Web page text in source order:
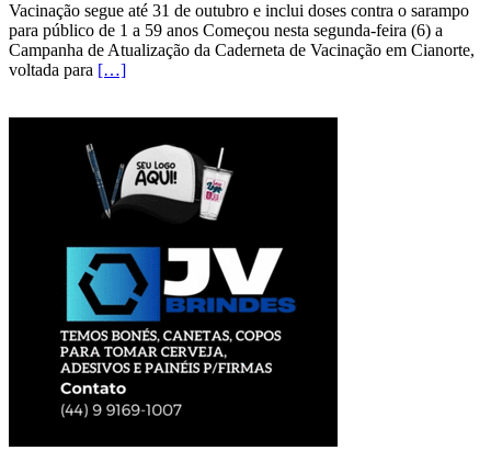
Vacinação segue até 31 de outubro e inclui doses contra o sarampo
para público de 1 a 59 anos Começou nesta segunda-feira (6) a
Campanha de Atualização da Caderneta de Vacinação em Cianorte,
voltada para […]